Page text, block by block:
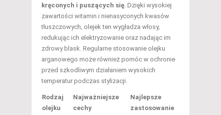
kręconych i puszących się . Dzięki wysokiej
zawartości witamin i nienasyconych kwasów
tłuszczowych, olejek ten wygładza włosy,
redukując ich elektryzowanie oraz nadając im
zdrowy blask. Regularne stosowanie olejku
arganowego może również pomóc w ochronie
przed szkodliwym działaniem wysokich
temperatur podczas stylizacji.
Rodzaj
olejku
Najważniejsze
cechy
Najlepsze
zastosowanie